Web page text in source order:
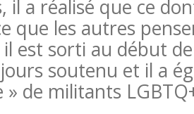
il a réalisé que ce
que les autres
il est sorti au début
soutenu et il a
» de militants